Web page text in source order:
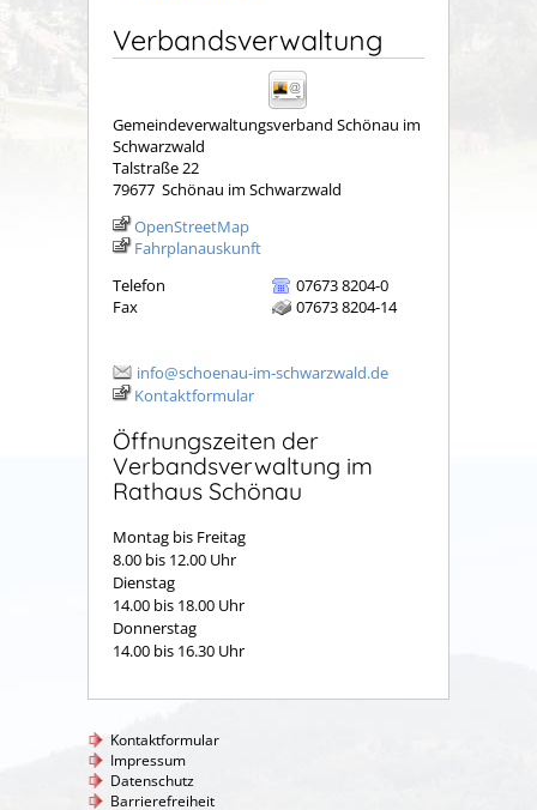
Verbandsverwaltung
Gemeindeverwaltungsverband Schönau im
Schwarzwald
Talstraße 22
79677 Schönau im Schwarzwald
OpenStreetMap
Fahrplanauskunft
Telefon
07673 8204-0
Fax
07673 8204-14
info@schoenau-im-schwarzwald.de
Kontaktformular
Öffnungszeiten der
Verbandsverwaltung im
Rathaus Schönau
Montag bis Freitag
8.00 bis 12.00 Uhr
Dienstag
14.00 bis 18.00 Uhr
Donnerstag
14.00 bis 16.30 Uhr
Kontaktformular
Impressum
Datenschutz
Barrierefreiheit